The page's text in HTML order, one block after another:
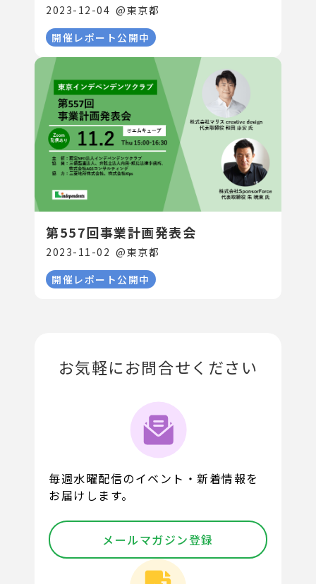
2023-12-04 @東京都
開催レポート公開中
第557回事業計画発表会
2023-11-02 @東京都
開催レポート公開中
お気軽にお問合せください
毎週水曜配信のイベント・新着情報を
お届けします。
メールマガジン登録